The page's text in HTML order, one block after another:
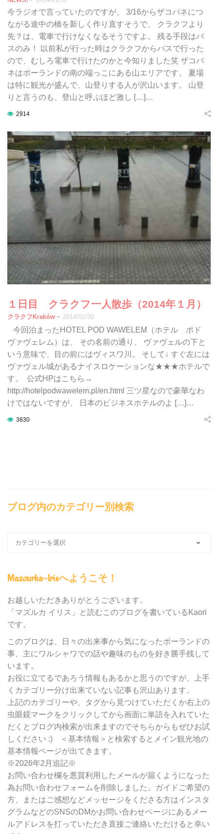
今ラジオで言っていたのですが、 3/16からザコパネにつ
ながる途中の橋を新しく作り直すそうで、 クラクフより
先？は、電車で行けなくなるそうですよ。 残る手段はバ
スのみ！ 以前私が行った時はクラクフからバスで行った
ので、むしろ電車で行けたのかと今知りました笑 ザコパ
ネはポーランドの南の端っこにある山エリアです。 夏場
は特に観光が盛んで、山登りする人が沢山います。 山登
りと言うのも、登山と呼ぶほど激し […]…
2914
１日目 クラクフ一人散歩（2014年１月）
クラクフKraków - 2014/01/30
今回泊まったHOTEL POD WAWELEM（ホテル ポド
ヴァヴェレム）は、 その名前の通り、 ヴァヴェルの下と
いう意味で、目の前にはヴィスワ川。 そして↓ すぐ左には
ヴァヴェル城があるナイスロケーションな★★★ホテルで
す。 公式HPはこちら→
http://hotelpodwawelem.pl/en.html 三ツ星なので豪華なわ
けではないですが、 日本のビジネスホテルのよ […]…
3830
ブログ内のカテゴリー別検索
の
テ
ゴ
ー
別
検
索
Mazourka-Irisへようこそ！
お越しいただきありがとうございます。
「マズルカ イリス」と読むこのブログを書いているKaori
です。
このブログは、日々の出来事から気になったポーランドの
事、主にワルシャワでの話や趣味のものを好き勝手残して
います。
お役に立てるであろう情報もあるかと思うのですが、上手
くカテゴリー分け出来ていない記事も沢山あります。
上記のカテゴリーや、タグから見つけていただくか右上の
虫眼鏡マークをクリックしてから画面に単語を入れていた
だくとブログ内検索が出来ますのでそちらからもぜひお試
しください :) ＜基本情報＞と検索するとメイン観光地の
基本情報ページが出てきます。
※2026年2月追記※
お問い合わせ欄を悪質利用したメールが届くようになった
為お問い合わせフォームを削除しました。ガイドご希望の
方、またはご感想などメッセージをくださる方はインスタ
グラムなどのSNSのDMかお問い合わせページにあるメー
ルアドレスを打っていただき直接ご連絡いただけると幸い